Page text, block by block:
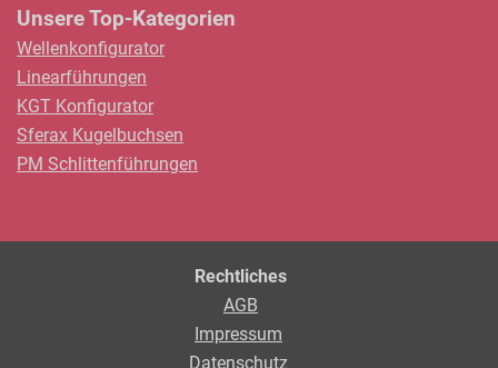
Unsere Top-Kategorien
Wellenkonfigurator
Linearführungen
KGT Konfigurator
Sferax Kugelbuchsen
PM Schlittenführungen
Rechtliches
AGB
Impressum
Datenschutz